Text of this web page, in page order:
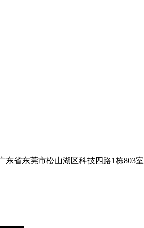
东省东莞市松山湖区科技四路1栋803室